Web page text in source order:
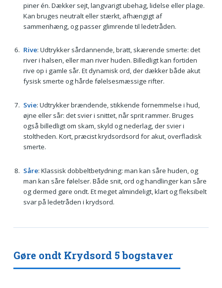
piner én. Dækker sejt, langvarigt ubehag, lidelse eller plage.
Kan bruges neutralt eller stærkt, afhængigt af
sammenhæng, og passer glimrende til ledetråden.
Rive: Udtrykker sårdannende, bratt, skærende smerte: det
river i halsen, eller man river huden. Billedligt kan fortiden
rive op i gamle sår. Et dynamisk ord, der dækker både akut
fysisk smerte og hårde følelsesmæssige rifter.
Svie: Udtrykker brændende, stikkende fornemmelse i hud,
øjne eller sår: det svier i snittet, når sprit rammer. Bruges
også billedligt om skam, skyld og nederlag, der svier i
stoltheden. Kort, præcist krydsordsord for akut, overfladisk
smerte.
Såre: Klassisk dobbeltbetydning: man kan såre huden, og
man kan såre følelser. Både snit, ord og handlinger kan såre
og dermed gøre ondt. Et meget almindeligt, klart og fleksibelt
svar på ledetråden i krydsord.
Gøre ondt Krydsord 5 bogstaver